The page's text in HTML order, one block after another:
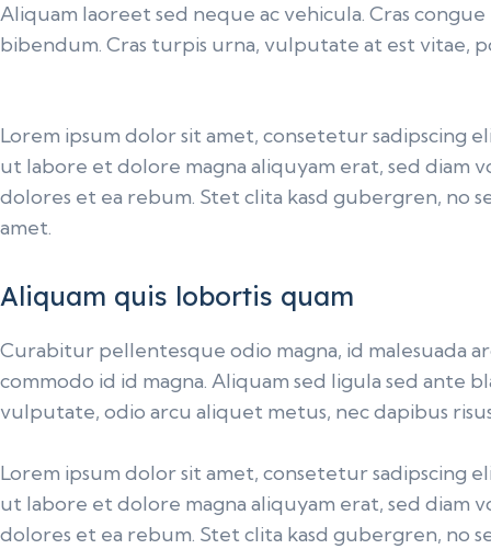
Aliquam laoreet sed neque ac vehicula. Cras
bibendum. Cras turpis urna, vulputate at est vitae,
Lorem ipsum dolor sit amet, consetetur sadipscing
ut labore et dolore magna aliquyam erat, sed diam
dolores et ea rebum. Stet clita kasd gubergren, no
amet.
Aliquam quis lobortis quam
Curabitur pellentesque odio magna, id malesuada
commodo id id magna. Aliquam sed ligula sed ante
vulputate, odio arcu aliquet metus, nec dapibus
Lorem ipsum dolor sit amet, consetetur sadipscing
ut labore et dolore magna aliquyam erat, sed diam
dolores et ea rebum. Stet clita kasd gubergren, no